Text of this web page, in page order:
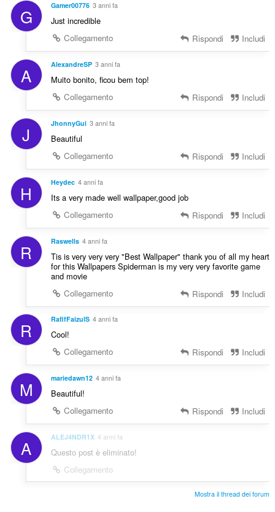
G Gamer00776 3 anni fa
Just incredible
Collegamento
Rispondi Includi
A AlexandreSP 3 anni fa
Muito bonito, ficou bem top!
Collegamento
Rispondi Includi
J JhonnyGui 3 anni fa
Beautiful
Collegamento
Rispondi Includi
H Heydec 4 anni fa
Its a very made well wallpaper,good job
Collegamento
Rispondi Includi
R Raswells 4 anni fa
Tis is very very very "Best Wallpaper" thank you of all my heart
for this Wallpapers Spiderman is my very very favorite game
and movie
Collegamento
Rispondi Includi
R RafifFaizulS 4 anni fa
Cool!
Collegamento
Rispondi Includi
M mariedawn12 4 anni fa
Beautiful!
Collegamento
Rispondi Includi
A ALEJ4NDR1X 4 anni fa
Questo post è eliminato!
Collegamento
Mostra il thread dei forum